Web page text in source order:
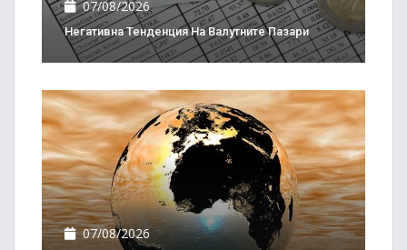
07/08/2026
Негативна Тенденция На Валутните Пазари
07/08/2026